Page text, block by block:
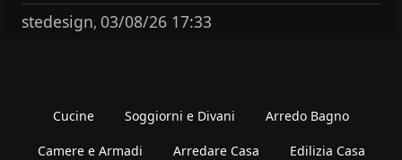
stedesign, 03/08/26 17:33
Cucine Soggiorni e Divani Arredo Bagno
Camere e Armadi Arredare Casa Edilizia Casa